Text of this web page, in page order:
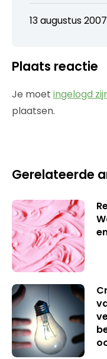
13 augustus
Plaats reactie
Je moet ingelogd
plaatsen.
Gerelateerde